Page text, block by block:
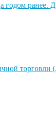
годом ранее.